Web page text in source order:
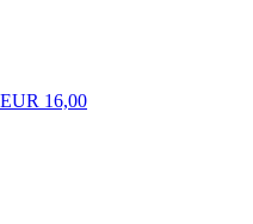
16,00